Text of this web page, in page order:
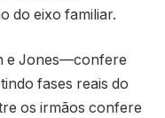
do eixo familiar.
e Jones—confere
fases reais do
os irmãos confere